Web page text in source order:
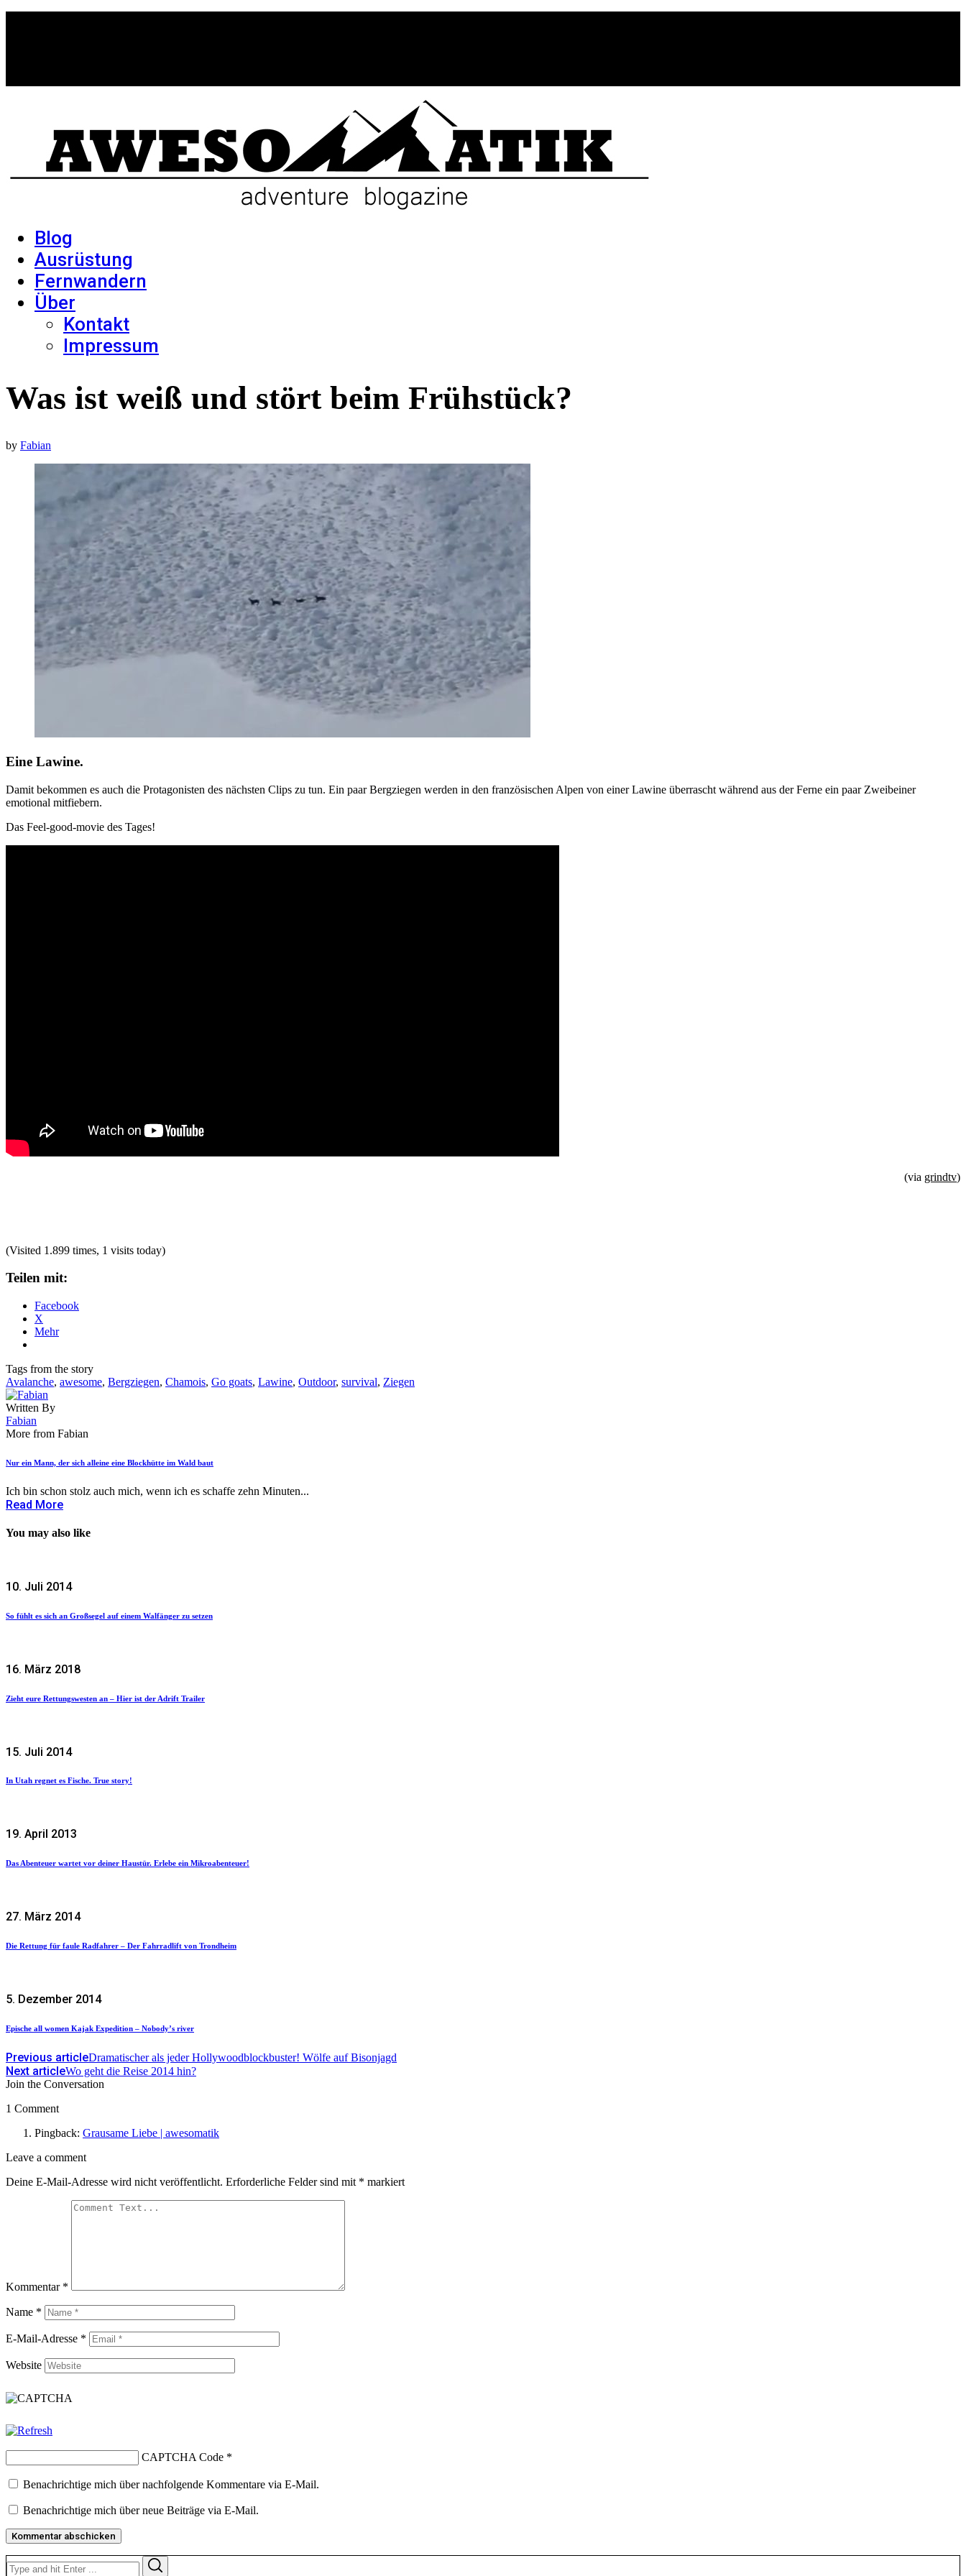
Blog
Ausrüstung
Fernwandern
Über
Kontakt
Impressum
Was ist weiß und stört beim Frühstück?
by Fabian
Eine Lawine.
Damit bekommen es auch die Protagonisten des nächsten Clips zu tun. Ein paar Bergziegen werden in den französischen Alpen von einer Lawine überrascht während aus der Ferne ein paar Zweibeiner
emotional mitfiebern.
Das Feel-good-movie des Tages!
(via grindtv)
(Visited 1.899 times, 1 visits today)
Teilen mit:
Facebook
X
Mehr
Tags from the story
Avalanche, awesome, Bergziegen, Chamois, Go goats, Lawine, Outdoor, survival, Ziegen
Written By
Fabian
More from Fabian
Nur ein Mann, der sich alleine eine Blockhütte im Wald baut
Ich bin schon stolz auch mich, wenn ich es schaffe zehn Minuten...
Read More
You may also like
10. Juli 2014
So fühlt es sich an Großsegel auf einem Walfänger zu setzen
16. März 2018
Zieht eure Rettungswesten an – Hier ist der Adrift Trailer
15. Juli 2014
In Utah regnet es Fische. True story!
19. April 2013
Das Abenteuer wartet vor deiner Haustür. Erlebe ein Mikroabenteuer!
27. März 2014
Die Rettung für faule Radfahrer – Der Fahrradlift von Trondheim
5. Dezember 2014
Epische all women Kajak Expedition – Nobody’s river
Previous articleDramatischer als jeder Hollywoodblockbuster! Wölfe auf Bisonjagd
Next articleWo geht die Reise 2014 hin?
Join the Conversation
1 Comment
Pingback: Grausame Liebe | awesomatik
Leave
comment
Leave a comment
Deine E-Mail-Adresse wird nicht veröffentlicht. Erforderliche Felder sind mit * markiert
Kommentar *
Name *
E-Mail-Adresse *
Website
CAPTCHA Code *
Benachrichtige mich über nachfolgende Kommentare via E-Mail.
Benachrichtige mich über neue Beiträge via E-Mail.
Search